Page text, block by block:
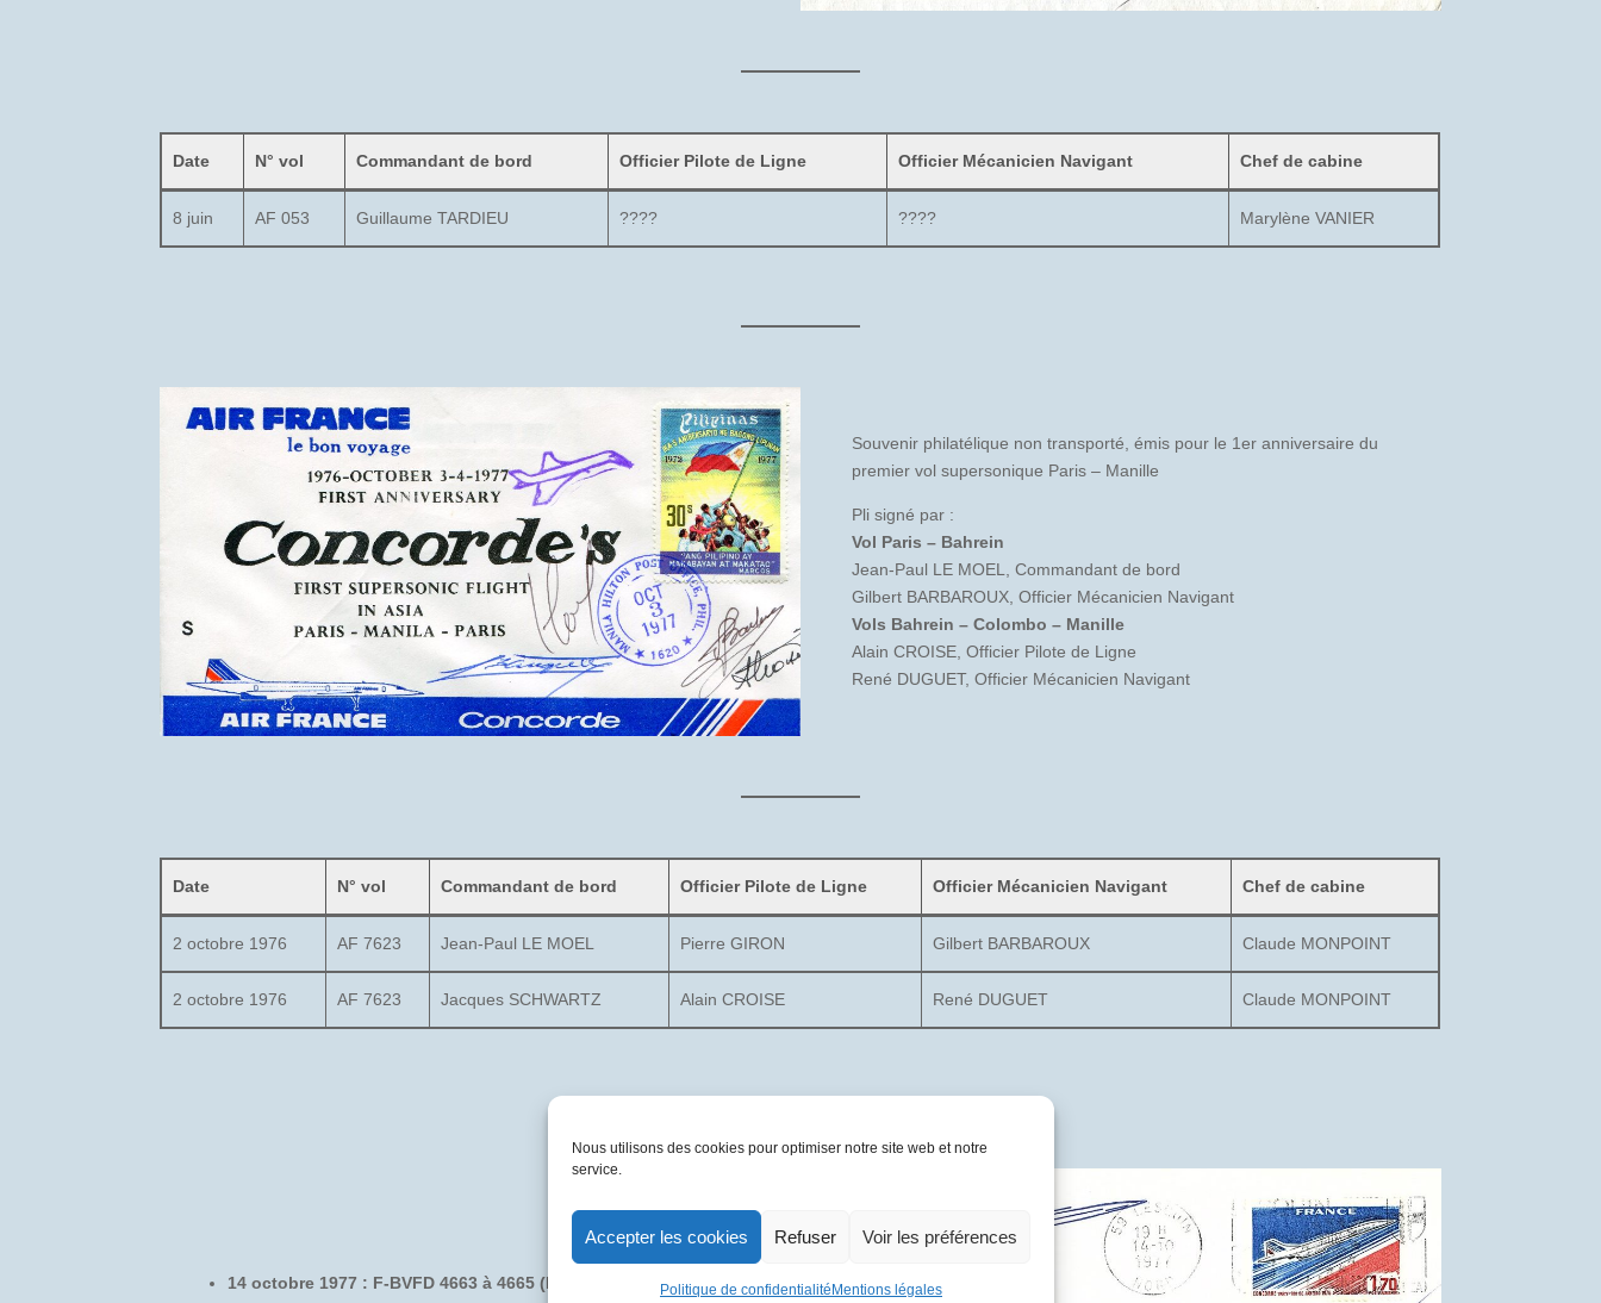
Nous utilisons des cookies pour optimiser notre site web et notre
service.
Accepter les cookies Refuser Voir les préférences
Politique de confidentialité Mentions légales
Date N° vol Commandant de bord Officier Pilote de Ligne Officier Mécanicien Navigant Chef de cabine
8 juin AF 053 Guillaume TARDIEU ???? ???? Marylène VANIER
Souvenir philatélique non transporté, émis pour le 1er anniversaire du
premier vol supersonique Paris – Manille
Pli signé par :
Vol Paris – Bahrein
Jean-Paul LE MOEL, Commandant de bord
Gilbert BARBAROUX, Officier Mécanicien Navigant
Vols Bahrein – Colombo – Manille
Alain CROISE, Officier Pilote de Ligne
René DUGUET, Officier Mécanicien Navigant
Date N° vol Commandant de bord Officier Pilote de Ligne Officier Mécanicien Navigant Chef de cabine
2 octobre 1976 AF 7623 Jean-Paul LE MOEL Pierre GIRON Gilbert BARBAROUX Claude MONPOINT
2 octobre 1976 AF 7623 Jacques SCHWARTZ Alain CROISE René DUGUET Claude MONPOINT
14 octobre 1977 : F-BVFD 4663 à 4665 (Paris Cdg – Lille – Paris